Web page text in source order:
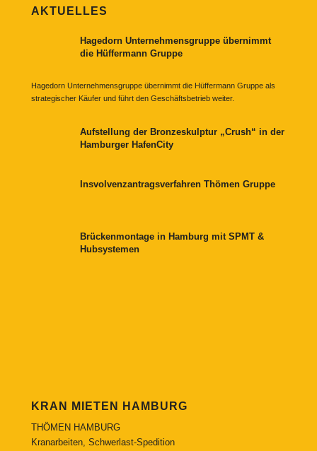
AKTUELLES
Hagedorn Unternehmensgruppe übernimmt
die Hüffermann Gruppe
Hagedorn Unternehmensgruppe übernimmt die Hüffermann Gruppe als
strategischer Käufer und führt den Geschäftsbetrieb weiter.
Aufstellung der Bronzeskulptur „Crush“ in der
Hamburger HafenCity
Insvolvenzantragsverfahren Thömen Gruppe
Brückenmontage in Hamburg mit SPMT &
Hubsystemen
KRAN MIETEN HAMBURG
THÖMEN HAMBURG
Kranarbeiten, Schwerlast-Spedition